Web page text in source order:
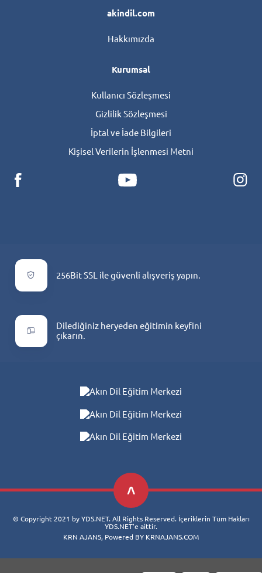
akindil.com
Hakkımızda
Kurumsal
Kullanıcı Sözleşmesi
Gizlilik Sözleşmesi
İptal ve İade Bilgileri
Kişisel Verilerin İşlenmesi Metni
256Bit SSL ile güvenli alışveriş yapın.
Dilediğiniz heryeden eğitimin keyfini
çıkarın.
© Copyright 2021 by YDS.NET. All Rights Reserved. İçeriklerin Tüm Hakları
YDS.NET'e aittir.
KRN AJANS, Powered BY KRNAJANS.COM